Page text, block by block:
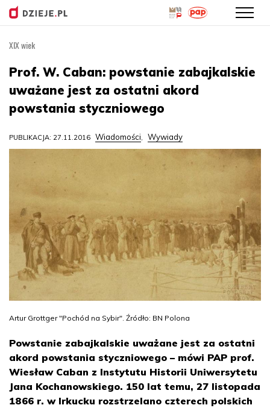
treści
XIX wiek
Prof. W. Caban: powstanie zabajkalskie
uważane jest za ostatni akord
powstania styczniowego
PUBLIKACJA: 27.11.2016 Wiadomości, Wywiady
Artur Grottger "Pochód na Sybir". Źródło: BN Polona
Powstanie zabajkalskie uważane jest za ostatni
akord powstania styczniowego – mówi PAP prof.
Wiesław Caban z Instytutu Historii Uniwersytetu
Jana Kochanowskiego. 150 lat temu, 27 listopada
1866 r. w Irkucku rozstrzelano czterech polskich